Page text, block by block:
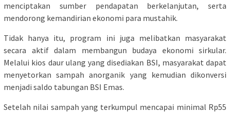
menciptakan sumber pendapatan berkelanjutan, serta
mendorong kemandirian ekonomi para mustahik.
Tidak hanya itu, program ini juga melibatkan masyarakat
secara aktif dalam membangun budaya ekonomi sirkular.
Melalui kios daur ulang yang disediakan BSI, masyarakat dapat
menyetorkan sampah anorganik yang kemudian dikonversi
menjadi saldo tabungan BSI Emas.
Setelah nilai sampah yang terkumpul mencapai minimal Rp55